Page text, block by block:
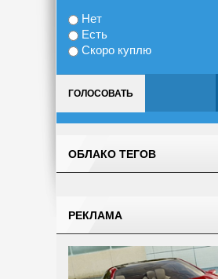
Нет
Есть
Скоро куплю
ГОЛОСОВАТЬ
ОБЛАКО ТЕГОВ
РЕКЛАМА